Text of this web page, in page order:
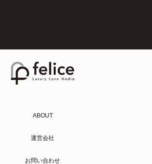
ABOUT
運営会社
お問い合わせ